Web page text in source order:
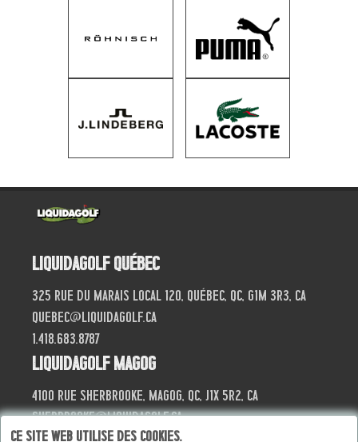
Liquidagolf Québec
325 Rue du Marais local 120, Québec, QC, G1M 3R3, CA
quebec@liquidagolf.ca
1.418.683.8787
Liquidagolf Magog
4100 Rue Sherbrooke, Magog, QC, J1X 5R2, CA
sherbrooke@liquidagolf.ca
819.868.4040
Ce site web utilise des cookies.